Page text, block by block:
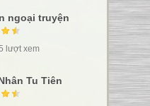
ngoại truyện
lượt xem
Tu Tiên